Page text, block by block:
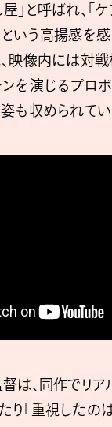
」と呼ばれ、「
という高揚感を
、映像内には対
ンを演じるプロ
も収められてい
督は、同作でリ
「重視したの